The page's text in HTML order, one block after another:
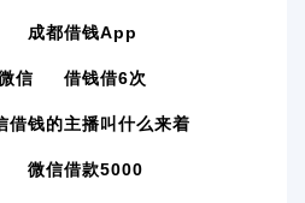
成都借钱app
信 借钱借6次
借钱的主播叫什么来着
微信借款5000